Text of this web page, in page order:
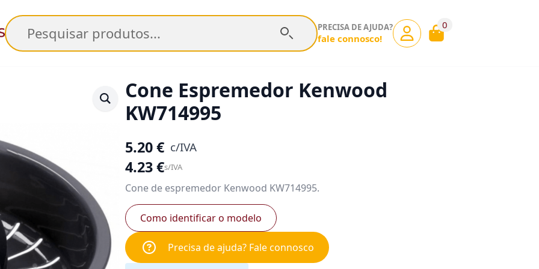
Pesquisar PRECISA DE AJUDA?
fale connosco!
0
Cone Espremedor Kenwood
KW714995
5.20€ c/IVA
4.23€s/IVA
Cone de espremedor Kenwood KW714995.
Como identificar o modelo
Precisa de ajuda? Fale connosco